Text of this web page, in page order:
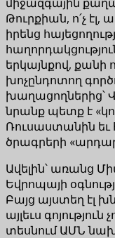
Թուրքիան, ո՛չ էլ,
իրենց
երկայնքով,
խոչընդոտող
խաղացողներից՝
նրանք պետք է
Ռուսաստանին եւ
ծրագրերի
Ավելին՝ առանց
Եվրոպայի
Բայց այստեղ էլ
այլեւս գոյություն
տեսնում ԱՄՆ